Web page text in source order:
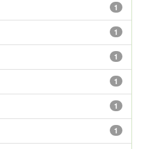
1
1
1
1
1
1